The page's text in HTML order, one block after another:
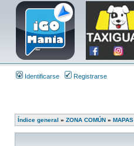
Identificarse Registrarse
Índice general » ZONA COMÚN » MAPAS